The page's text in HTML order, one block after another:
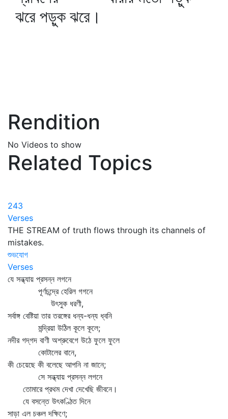
ঝরে পড়ুক ঝরে।
Rendition
No Videos to show
Related Topics
243
Verses
THE STREAM of truth flows through its channels of
mistakes.
শুভযোগ
Verses
যে সন্ধ্যায় প্রসন্ন লগনে
পূর্ণচন্দ্রে হেরিল গগনে
উৎসুক ধরণী,
সর্বাঙ্গ বেষ্টিয়া তার তরঙ্গের ধন্য-ধন্য ধ্বনি
মন্দ্রিয়া উঠিল কূলে কূলে;
নদীর গদ্‌গদ বাণী অশ্রুবেগে উঠে ফুলে ফুলে
কোটালের বানে,
কী চেয়েছে কী বলেছে আপনি না জানে;
সে সন্ধ্যায় প্রসন্ন লগনে
তোমারে প্রথম দেখা দেখেছি জীবনে।
যে বসন্তে উৎকণ্ঠিত দিনে
সাড়া এল চঞ্চল দক্ষিণে;